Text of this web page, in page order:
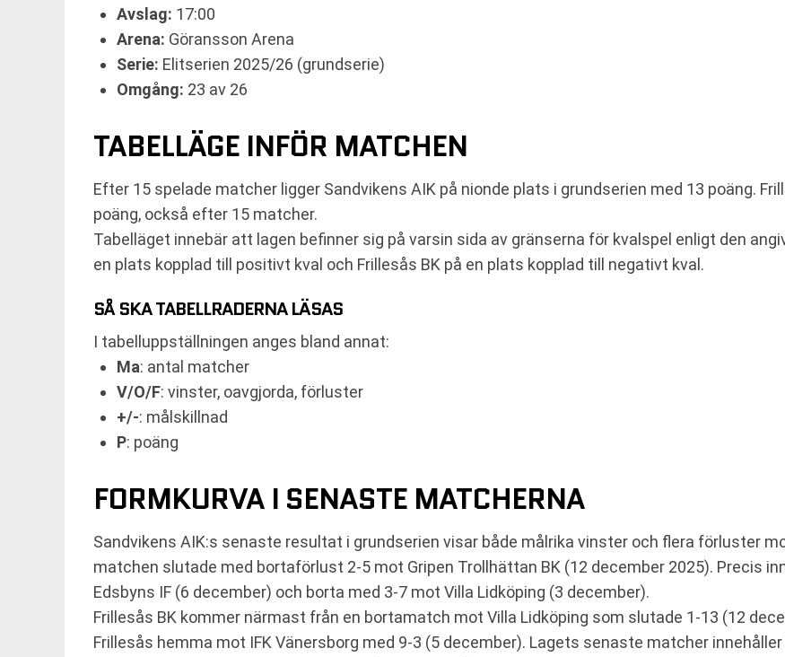
Avslag: 17:00
Arena: Göransson Arena
Serie: Elitserien 2025/26 (grundserie)
Omgång: 23 av 26
TABELLÄGE INFÖR MATCHEN
Efter 15 spelade matcher ligger Sandvikens AIK på nionde plats i grundserien med 13 poäng.
poäng, också efter 15 matcher.
Tabelläget innebär att lagen befinner sig på varsin sida av gränserna för kvalspel enligt den
en plats kopplad till positivt kval och Frillesås BK på en plats kopplad till negativt kval.
SÅ SKA TABELLRADERNA LÄSAS
I tabelluppställningen anges bland annat:
Ma: antal matcher
V/O/F: vinster, oavgjorda, förluster
+/-: målskillnad
P: poäng
FORMKURVA I SENASTE MATCHERNA
Sandvikens AIK:s senaste resultat i grundserien visar både målrika vinster och flera förluster
matchen slutade med bortaförlust 2-5 mot Gripen Trollhättan BK (12 december 2025). Precis
Edsbyns IF (6 december) och borta med 3-7 mot Villa Lidköping (3 december).
Frillesås BK kommer närmast från en bortamatch mot Villa Lidköping som slutade 1-13 (12
Frillesås hemma mot IFK Vänersborg med 9-3 (5 december). Lagets senaste matcher